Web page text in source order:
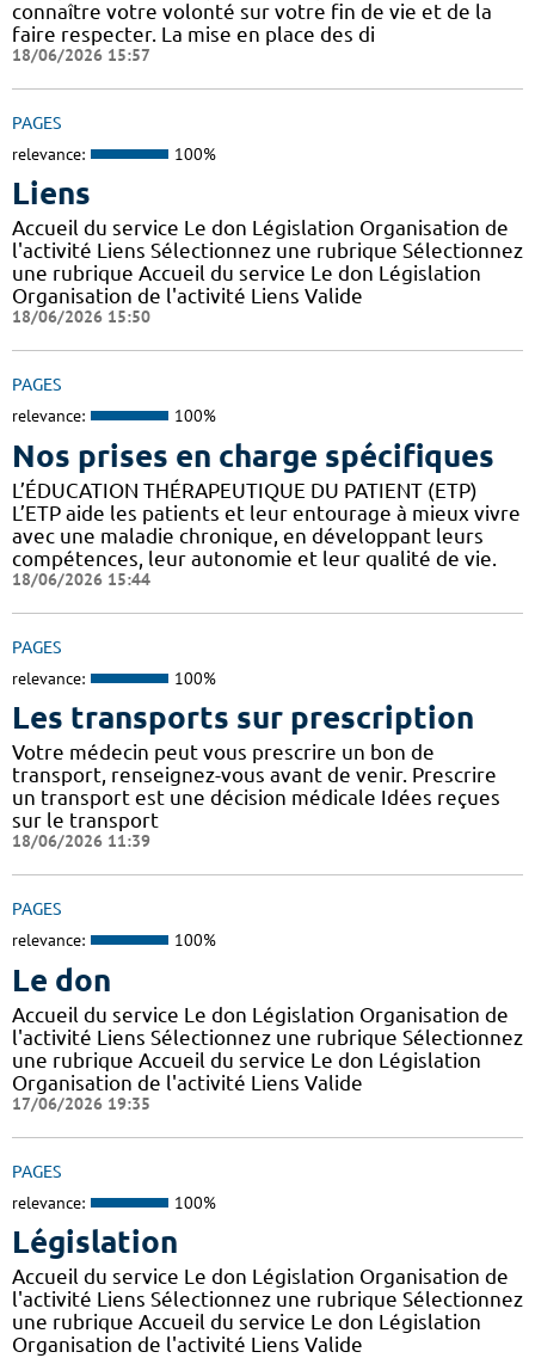
connaître votre volonté sur votre fin de vie et de la
faire respecter. La mise en place des di
18/06/2026 15:57
PAGES
relevance: 100%
Liens
Accueil du service Le don Législation Organisation de
l'activité Liens Sélectionnez une rubrique Sélectionnez
une rubrique Accueil du service Le don Législation
Organisation de l'activité Liens Valide
18/06/2026 15:50
PAGES
relevance: 100%
Nos prises en charge spécifiques
L’ÉDUCATION THÉRAPEUTIQUE DU PATIENT (ETP)
L’ETP aide les patients et leur entourage à mieux vivre
avec une maladie chronique, en développant leurs
compétences, leur autonomie et leur qualité de vie.
18/06/2026 15:44
PAGES
relevance: 100%
Les transports sur prescription
Votre médecin peut vous prescrire un bon de
transport, renseignez-vous avant de venir. Prescrire
un transport est une décision médicale Idées reçues
sur le transport
18/06/2026 11:39
PAGES
relevance: 100%
Le don
Accueil du service Le don Législation Organisation de
l'activité Liens Sélectionnez une rubrique Sélectionnez
une rubrique Accueil du service Le don Législation
Organisation de l'activité Liens Valide
17/06/2026 19:35
PAGES
relevance: 100%
Législation
Accueil du service Le don Législation Organisation de
l'activité Liens Sélectionnez une rubrique Sélectionnez
une rubrique Accueil du service Le don Législation
Organisation de l'activité Liens Valide